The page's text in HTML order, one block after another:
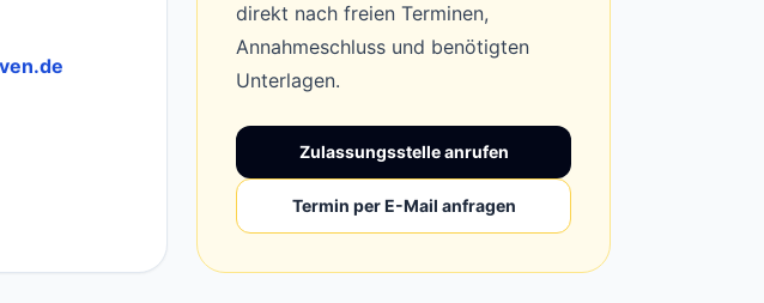
direkt nach freien Terminen,
Annahmeschluss und benötigten
Unterlagen.
Zulassungsstelle anrufen
Termin per E-Mail anfragen